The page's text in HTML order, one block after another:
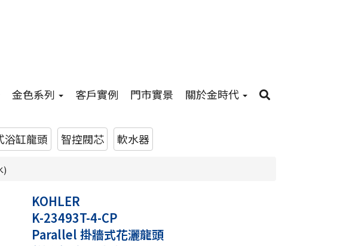
金色系列 客戶實例 門市實景 關於金時代
浴缸龍頭 智控閥芯 軟水器
)
KOHLER
K-23493T-4-CP
Parallel 掛牆式花灑龍頭